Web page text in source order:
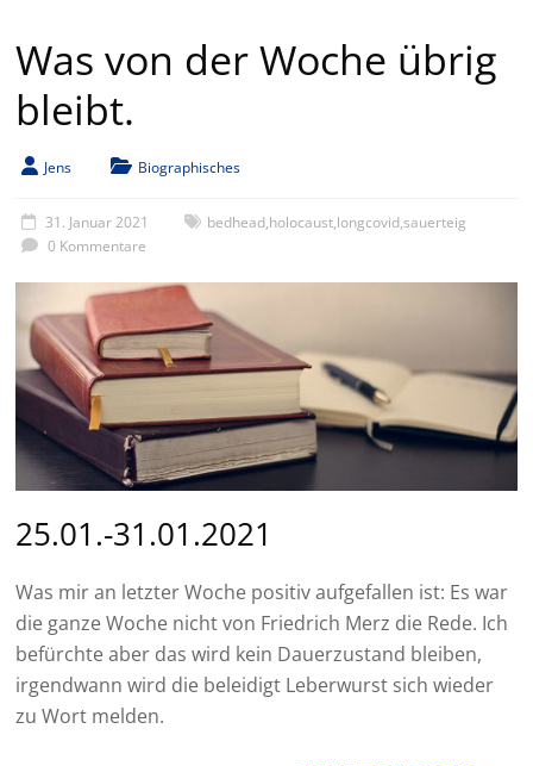
Was von der Woche übrig
bleibt.
Jens Biographisches
31. Januar 2021 bedhead,holocaust,longcovid,sauerteig
0 Kommentare
25.01.-31.01.2021
Was mir an letzter Woche positiv aufgefallen ist: Es war
die ganze Woche nicht von Friedrich Merz die Rede. Ich
befürchte aber das wird kein Dauerzustand bleiben,
irgendwann wird die beleidigt Leberwurst sich wieder
zu Wort melden.